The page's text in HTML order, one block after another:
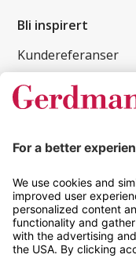
Bli inspirert
Kundereferanser
Magasin
Tips og guider
Kontakt
info@gerdmans.no
67 80 56 20
Åpningstid